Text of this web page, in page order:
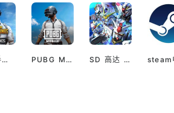
pubg手游越南服最新版 PUBG M(国际服绝地求生) SD 高达 G世代 永恒（国际服）